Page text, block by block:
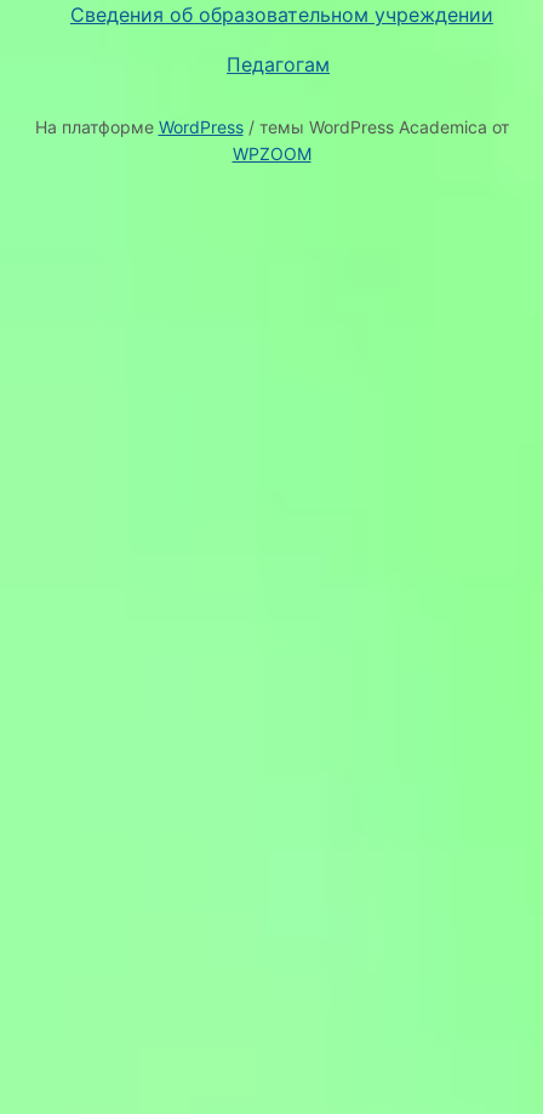
Сведения об образовательном учреждении
Педагогам
На платформе WordPress/ темы WordPress Academica от
WPZOOM